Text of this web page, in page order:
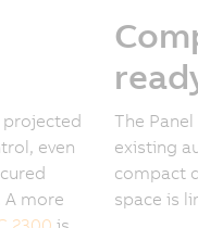
projected
even
more
The
existing
compact
space is